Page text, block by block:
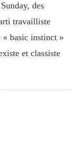
des
travailliste
« basic instinct »
et classiste